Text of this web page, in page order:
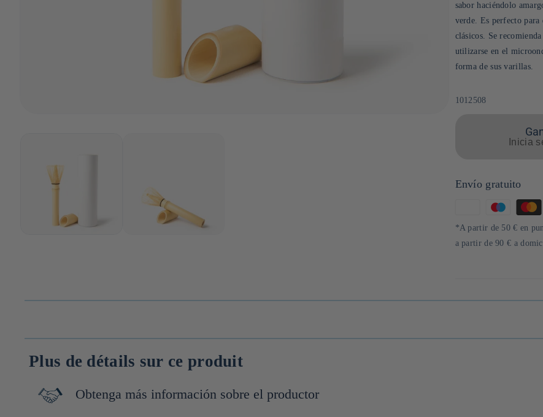
sabor haciéndolo
verde. Es perfecto para
clásicos. Se
utilizarse en el
forma de sus varillas.
SKU:
1012508
Inicia
Envío gratuito
de
*A partir de 50 € en
a partir de 90 € a
Plus de détails sur ce produit
Obtenga más información sobre el productor